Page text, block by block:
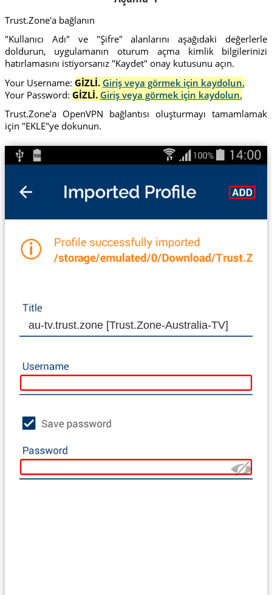
Trust.Zone'a bağlanın
"Kullanıcı Adı" ve "Şifre" alanlarını aşağıdaki değerlerle
doldurun, uygulamanın oturum açma kimlik bilgilerinizi
hatırlamasını istiyorsanız "Kaydet" onay kutusunu açın.
Your Username: GİZLİ. Giriş veya görmek için kaydolun.
Your Password: GİZLİ. Giriş veya görmek için kaydolun.
Trust.Zone'a OpenVPN bağlantısı oluşturmayı tamamlamak
için "EKLE"ye dokunun.
au-tv.trust.zone [Trust.Zone-Australia-TV]